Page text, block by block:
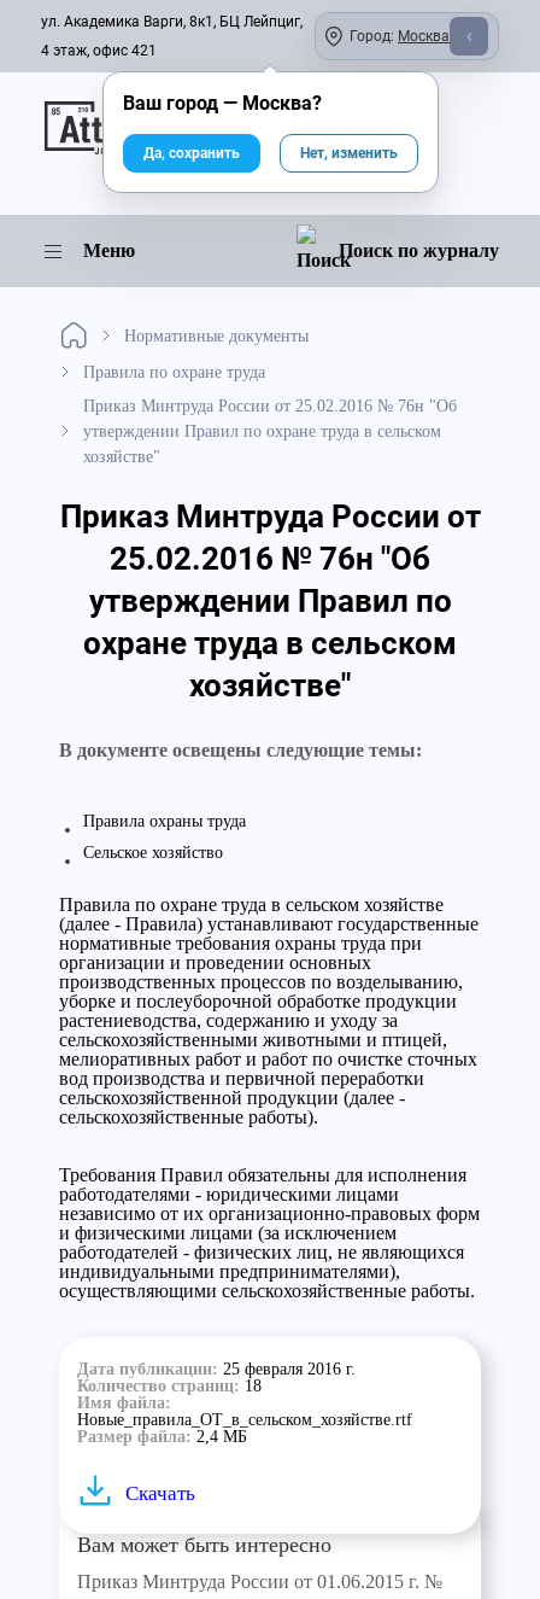
ул. Академика Варги, 8к1, БЦ Лейпциг,
4 этаж, офис 421
Город: Москва
Онлайн-журнал
Меню Поиск по журналу
Нормативные документы
Правила по охране труда
Приказ Минтруда России от 25.02.2016 № 76н "Об
утверждении Правил по охране труда в сельском
хозяйстве"
Приказ Минтруда России от
25.02.2016 № 76н "Об
утверждении Правил по
охране труда в сельском
хозяйстве"
В документе освещены следующие темы:
Правила охраны труда
Сельское хозяйство
Правила по охране труда в сельском хозяйстве
(далее - Правила) устанавливают государственные
нормативные требования охраны труда при
организации и проведении основных
производственных процессов по возделыванию,
уборке и послеуборочной обработке продукции
растениеводства, содержанию и уходу за
сельскохозяйственными животными и птицей,
мелиоративных работ и работ по очистке сточных
вод производства и первичной переработки
сельскохозяйственной продукции (далее -
сельскохозяйственные работы).
Требования Правил обязательны для исполнения
работодателями - юридическими лицами
независимо от их организационно-правовых форм
и физическими лицами (за исключением
работодателей - физических лиц, не являющихся
индивидуальными предпринимателями),
осуществляющими сельскохозяйственные работы.
Дата публикации: 25 февраля 2016 г.
Количество страниц: 18
Имя файла:
Новые_правила_ОТ_в_сельском_хозяйстве.rtf
Размер файла: 2,4 МБ
Скачать
Вам может быть интересно
Приказ Минтруда России от 01.06.2015 г. №
Ваш город — Москва?
Да, сохранить Нет, изменить